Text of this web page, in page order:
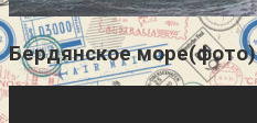
Бердянское море(фото)